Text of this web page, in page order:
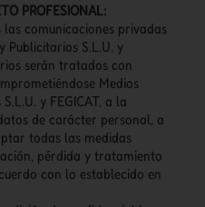
PROFESIONAL:
comunicaciones privadas
Publicitarios S.L.U. y
serán tratados con
Medios
y FEGICAT, a la
de carácter personal, a
todas las medidas
pérdida y tratamiento
con lo establecido en